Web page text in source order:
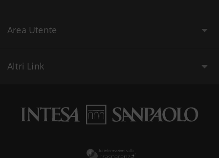
Area Utente
Altri Link